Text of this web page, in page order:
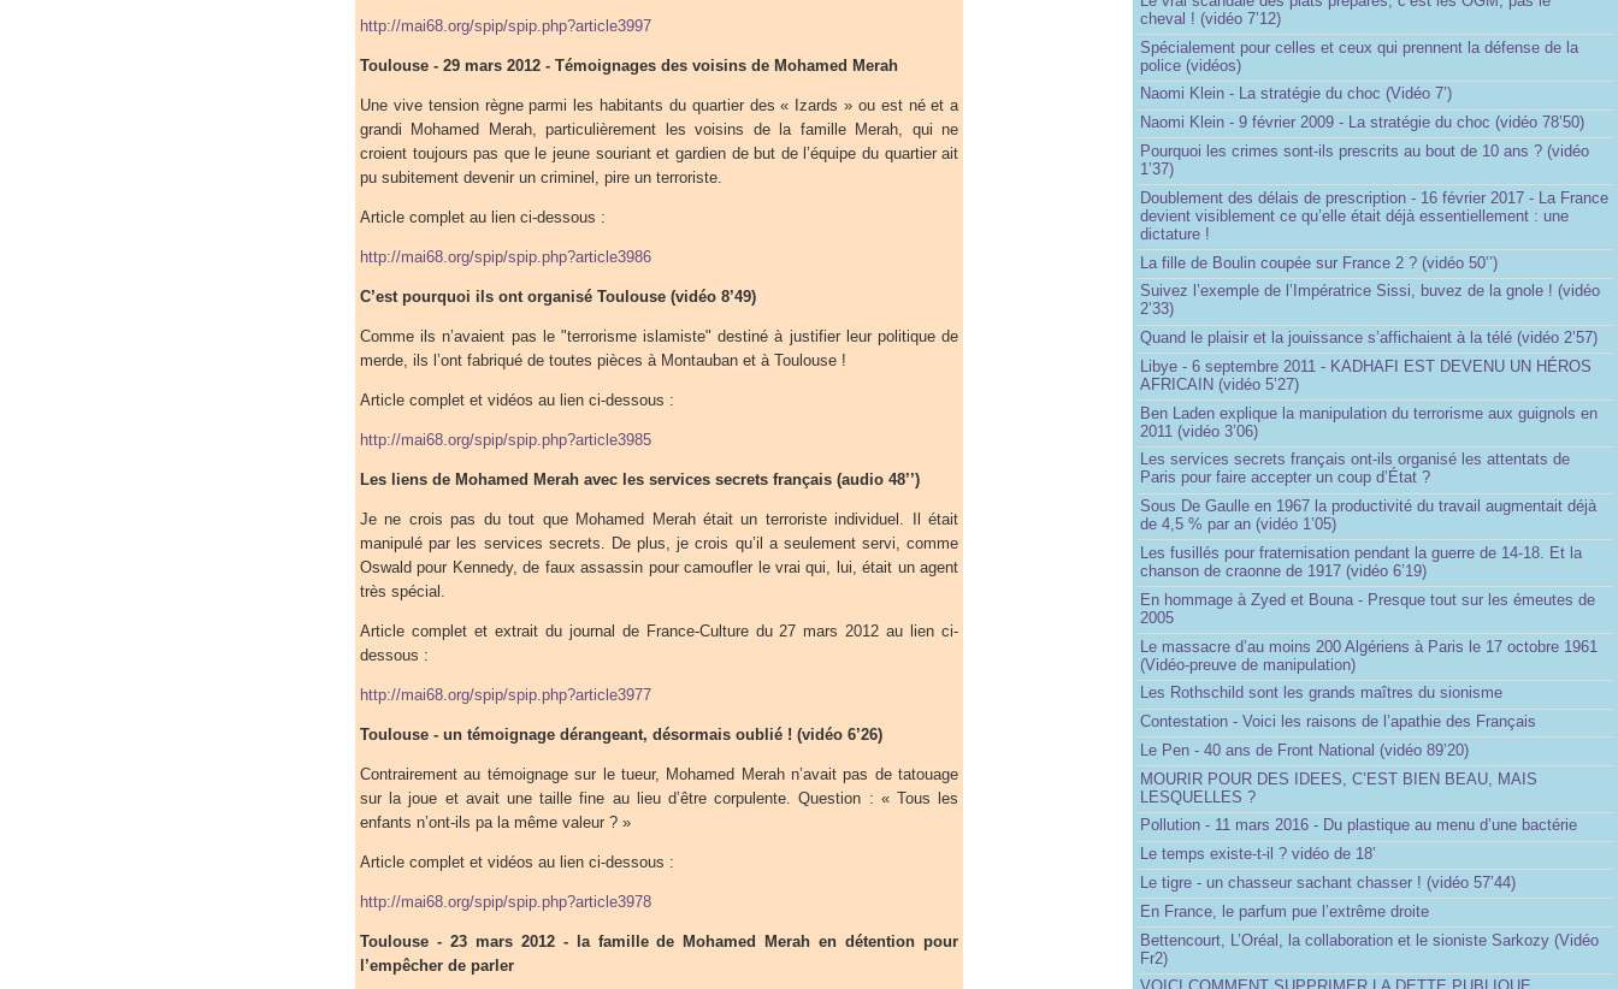
http://mai68.org/spip/spip.php?article3997
Toulouse - 29 mars 2012 - Témoignages des voisins de Mohamed Merah
Une vive tension règne parmi les habitants du quartier des « Izards » ou est né et a
grandi Mohamed Merah, particulièrement les voisins de la famille Merah, qui ne
croient toujours pas que le jeune souriant et gardien de but de l’équipe du quartier ait
pu subitement devenir un criminel, pire un terroriste.
Article complet au lien ci-dessous :
http://mai68.org/spip/spip.php?article3986
C’est pourquoi ils ont organisé Toulouse (vidéo 8’49)
Comme ils n’avaient pas le "terrorisme islamiste" destiné à justifier leur politique de
merde, ils l’ont fabriqué de toutes pièces à Montauban et à Toulouse !
Article complet et vidéos au lien ci-dessous :
http://mai68.org/spip/spip.php?article3985
Les liens de Mohamed Merah avec les services secrets français (audio 48’’)
Je ne crois pas du tout que Mohamed Merah était un terroriste individuel. Il était
manipulé par les services secrets. De plus, je crois qu’il a seulement servi, comme
Oswald pour Kennedy, de faux assassin pour camoufler le vrai qui, lui, était un agent
très spécial.
Article complet et extrait du journal de France-Culture du 27 mars 2012 au lien ci-
dessous :
http://mai68.org/spip/spip.php?article3977
Toulouse - un témoignage dérangeant, désormais oublié ! (vidéo 6’26)
Contrairement au témoignage sur le tueur, Mohamed Merah n’avait pas de tatouage
sur la joue et avait une taille fine au lieu d’être corpulente. Question : « Tous les
enfants n’ont-ils pa la même valeur ? »
Article complet et vidéos au lien ci-dessous :
http://mai68.org/spip/spip.php?article3978
Toulouse - 23 mars 2012 - la famille de Mohamed Merah en détention pour
l’empêcher de parler
cheval ! (vidéo 7’12)
Spécialement pour celles et ceux qui prennent la défense de la
police (vidéos)
Naomi Klein - La stratégie du choc (Vidéo 7’)
Naomi Klein - 9 février 2009 - La stratégie du choc (vidéo 78’50)
Pourquoi les crimes sont-ils prescrits au bout de 10 ans ? (vidéo
1’37)
Doublement des délais de prescription - 16 février 2017 - La France
devient visiblement ce qu’elle était déjà essentiellement : une
dictature !
La fille de Boulin coupée sur France 2 ? (vidéo 50’’)
Suivez l’exemple de l’Impératrice Sissi, buvez de la gnole ! (vidéo
2’33)
Quand le plaisir et la jouissance s’affichaient à la télé (vidéo 2’57)
Libye - 6 septembre 2011 - KADHAFI EST DEVENU UN HÉROS
AFRICAIN (vidéo 5’27)
Ben Laden explique la manipulation du terrorisme aux guignols en
2011 (vidéo 3’06)
Les services secrets français ont-ils organisé les attentats de
Paris pour faire accepter un coup d’État ?
Sous De Gaulle en 1967 la productivité du travail augmentait déjà
de 4,5 % par an (vidéo 1’05)
Les fusillés pour fraternisation pendant la guerre de 14-18. Et la
chanson de craonne de 1917 (vidéo 6’19)
En hommage à Zyed et Bouna - Presque tout sur les émeutes de
2005
Le massacre d’au moins 200 Algériens à Paris le 17 octobre 1961
(Vidéo-preuve de manipulation)
Les Rothschild sont les grands maîtres du sionisme
Contestation - Voici les raisons de l’apathie des Français
Le Pen - 40 ans de Front National (vidéo 89’20)
MOURIR POUR DES IDEES, C’EST BIEN BEAU, MAIS
LESQUELLES ?
Pollution - 11 mars 2016 - Du plastique au menu d’une bactérie
Le temps existe-t-il ? vidéo de 18’
Le tigre - un chasseur sachant chasser ! (vidéo 57’44)
En France, le parfum pue l’extrême droite
Bettencourt, L’Oréal, la collaboration et le sioniste Sarkozy (Vidéo
Fr2)